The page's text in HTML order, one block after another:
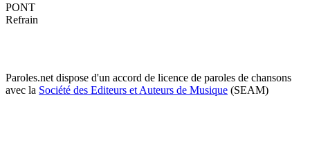
PONT
Refrain
Paroles.net dispose d'un accord de licence de paroles de chansons
avec la Société des Editeurs et Auteurs de Musique (SEAM)